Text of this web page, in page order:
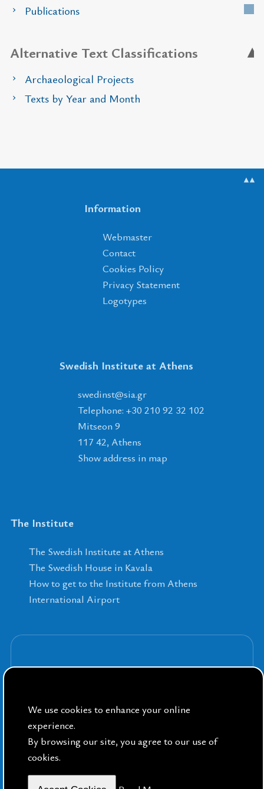
Publications
Alternative Text Classifications
Archaeological Projects
Texts by Year and Month
▲▲
Information
Webmaster
Contact
Cookies Policy
Privacy Statement
Logotypes
Swedish Institute at Athens
rg
.
ais
@
tsnidews
Telephone: +30 210 92 32 102
Mitseon 9
117 42, Athens
Show address in map
The Institute
The Swedish Institute at Athens
The Swedish House in Kavala
How to get to the Institute from Athens
International Airport
By Public Sphere
We use cookies to enhance your online
experience.
By browsing our site, you agree to our use of
cookies.